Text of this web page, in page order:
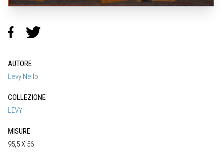
AUTORE
Levy Nello
COLLEZIONE
LEVY
MISURE
95,5 X 56